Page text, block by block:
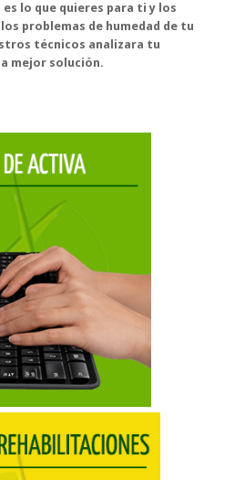
lo que quieres para ti y los
problemas de humedad de tu
técnicos analizara tu
mejor solución.